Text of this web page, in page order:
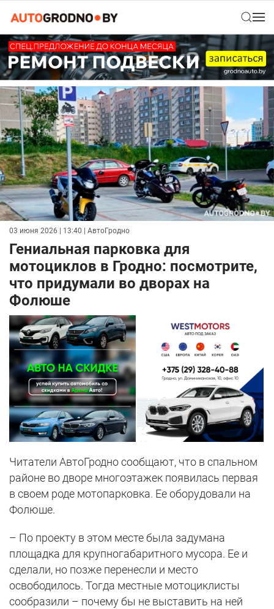
03 июня 2026 | 13:40 | АвтоГродно
Гениальная парковка для
мотоциклов в Гродно: посмотрите,
что придумали во дворах на
Фолюше
Читатели АвтоГродно сообщают, что в спальном
районе во дворе многоэтажек появилась первая
в своем роде мотопарковка. Ее оборудовали на
Фолюше.
– По проекту в этом месте была задумана
площадка для крупногабаритного мусора. Ее и
сделали, но позже перенесли и место
освободилось. Тогда местные мотоциклисты
сообразили – почему бы не выставить на ней